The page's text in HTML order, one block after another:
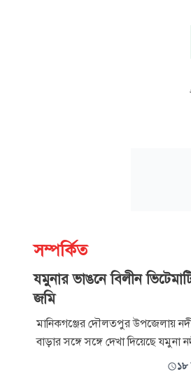
সম্পর্কিত
যমুনার ভাঙনে বিলীন
জমি
মানিকগঞ্জের দৌলতপুর উপজেলায়
বাড়ার সঙ্গে সঙ্গে দেখা দিয়েছে যমুনা
উপজেলার জিয়নপুর ইউনিয়নের বড়১৮